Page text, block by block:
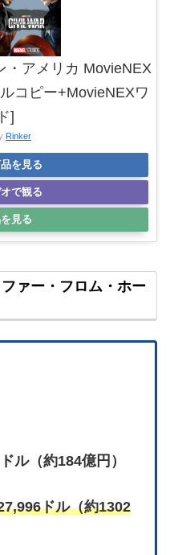
・アメリカ MovieNEX
コピー+MovieNEXワ
]
Rinker
を見る
で観る
見る
ァー・フロム・ホー
ル（約184億円）
ドル（約1302